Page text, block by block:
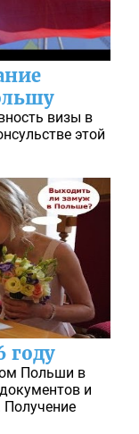
визы в
этой
году
Польши в
и